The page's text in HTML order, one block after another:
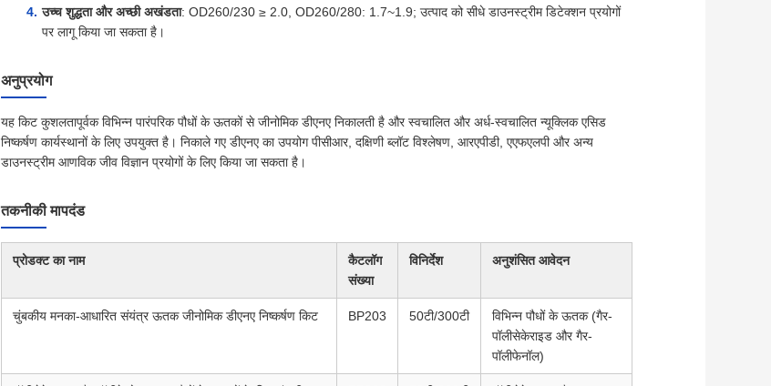
उच्च शुद्धता और अच्छी अखंडता: OD260/230 ≥ 2.0, OD260/280: 1.7~1.9; उत्पाद को सीधे डाउनस्ट्रीम डिटेक्शन प्रयोगों
पर लागू किया जा सकता है।
अनुप्रयोग
यह किट कुशलतापूर्वक विभिन्न पारंपरिक पौधों के ऊतकों से जीनोमिक डीएनए निकालती है और स्वचालित और अर्ध-स्वचालित न्यूक्लिक एसिड
निष्कर्षण कार्यस्थानों के लिए उपयुक्त है। निकाले गए डीएनए का उपयोग पीसीआर, दक्षिणी ब्लॉट विश्लेषण, आरएपीडी, एएफएलपी और अन्य
डाउनस्ट्रीम आणविक जीव विज्ञान प्रयोगों के लिए किया जा सकता है।
तकनीकी मापदंड
प्रोडक्ट का नाम
कैटलॉग
संख्या
विनिर्देश अनुशंसित आवेदन
चुंबकीय मनका-आधारित संयंत्र ऊतक जीनोमिक डीएनए निष्कर्षण किट BP203 50टी/300टी
विभिन्न पौधों के ऊतक (गैर-
पॉलीसेकेराइड और गैर-
पॉलीफेनॉल)